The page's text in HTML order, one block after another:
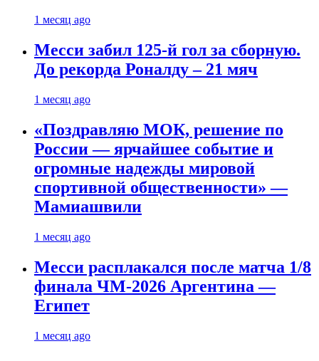
1 месяц ago
Месси забил 125-й гол за сборную.
До рекорда Роналду – 21 мяч
1 месяц ago
«Поздравляю МОК, решение по
России — ярчайшее событие и
огромные надежды мировой
спортивной общественности» —
Мамиашвили
1 месяц ago
Месси расплакался после матча 1/8
финала ЧМ-2026 Аргентина —
Египет
1 месяц ago